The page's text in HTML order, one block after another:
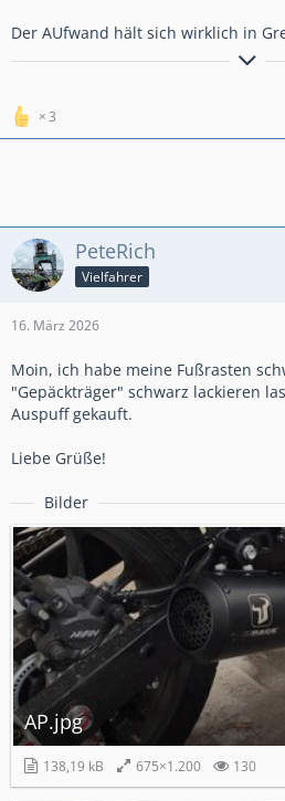
Der AUfwand hält sich wirklich in
Existieren kann man überall, aber
3
PeteRich
Vielfahrer
16. März 2026
Moin, ich habe meine Fußrasten
"Gepäckträger" schwarz lackieren
Auspuff gekauft.
Liebe Grüße!
Bilder
AP.jpg
138,19 kB 675×1.200 130